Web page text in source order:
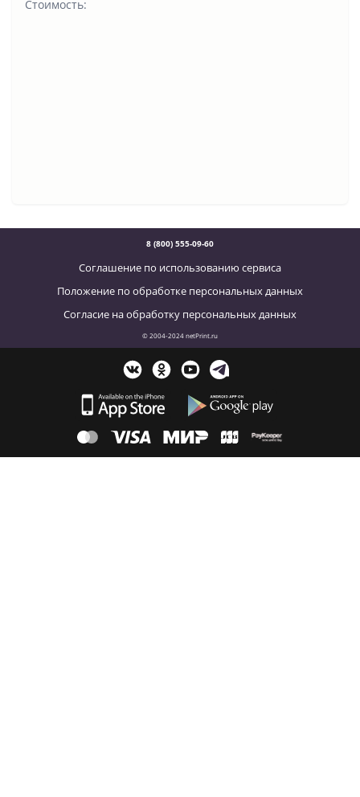
Стоимость:
8 (800) 555-09-60
Соглашение по использованию сервиса
Положение по обработке персональных данных
Согласие на обработку персональных данных
© 2004-2024 netPrint.ru